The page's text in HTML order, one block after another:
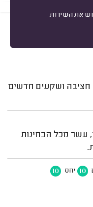
את השירות
ושקעים חדשים
עשר מכל הבחינות
10 יחס 10